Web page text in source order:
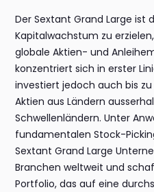
Der Sextant Grand Large ist
Kapitalwachstum zu
globale Aktien- und
konzentriert sich in erster
investiert jedoch auch bis zu
Aktien aus Ländern
Schwellenländern. Unter
fundamentalen Stock-
Sextant Grand Large
Branchen weltweit und
Portfolio, das auf eine